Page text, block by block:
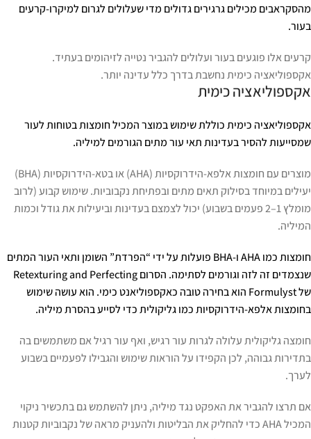
מהסקראבים מכילים גרגירים גדולים מדי שעלולים לגרום למיקרו-קרעים
בעור.
קרעים אלו פוגעים בעור ועלולים להגביר נטייה לזיהומים בעתיד.
אקספוליאציה כימית נחשבת בדרך כלל עדינה יותר.
אקספוליאציה כימית
אקספוליאציה כימית כוללת שימוש במוצר המכיל חומצות בטוחות לעור
שמסייעות להסיר בעדינות תאי עור מתים הגורמים למיליה.
מוצרים עם חומצות אלפא-הידרוקסיות (AHA) או בטא-הידרוקסיות (BHA)
יעילים במיוחד בסילוק תאים מתים ובפתיחת נקבוביות. שימוש קבוע (לרוב
מומלץ 1–2 פעמים בשבוע) יכול לצמצם בעדינות וביעילות את גודל וכמות
המיליה.
חומצות כמו AHA ו-BHA פועלות על ידי “הפרדת” השומן ותאי העור המתים
שנצמדים זה לזה וגורמים לסתימה. הסרום Retexturing and Perfecting
של Formulyst הוא בחירה טובה כאקספוליאנט כימי. הוא עושה שימוש
בחומצות אלפא-הידרוקסיות כמו גליקולית כדי לסייע בהסרת מיליה.
חומצה גליקולית עלולה לגרות עור רגיש, ואף עור רגיל אם משתמשים בה
בתדירות גבוהה, לכן הקפידו על הוראות שימוש והגבילו לפעמיים בשבוע
לערך.
אם תרצו להגביר את האפקט נגד מיליה, ניתן להשתמש גם בתכשיר ניקוי
המכיל AHA כדי להחליק את הבליטות ולהעניק מראה של נקבוביות קטנות